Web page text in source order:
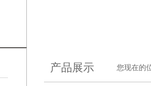
产品展示 您现在的